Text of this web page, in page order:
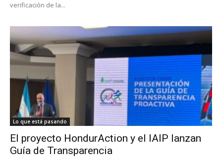
verificación de la...
Lo que está pasando
El proyecto HondurAction y el IAIP lanzan
Guía de Transparencia